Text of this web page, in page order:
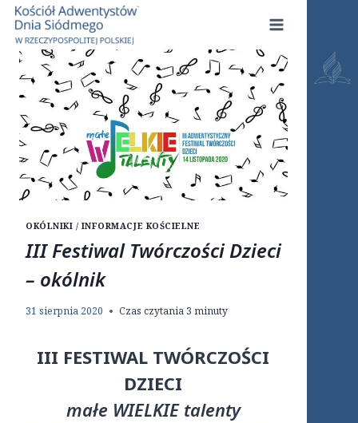
Przejdź
treści
OKÓLNIKI / INFORMACJE KOŚCIELNE
III Festiwal Twórczości Dzieci
– okólnik
31 sierpnia 2020 Czas czytania 3 minuty
III FESTIWAL TWÓRCZOŚCI
DZIECI
małe WIELKIE talenty